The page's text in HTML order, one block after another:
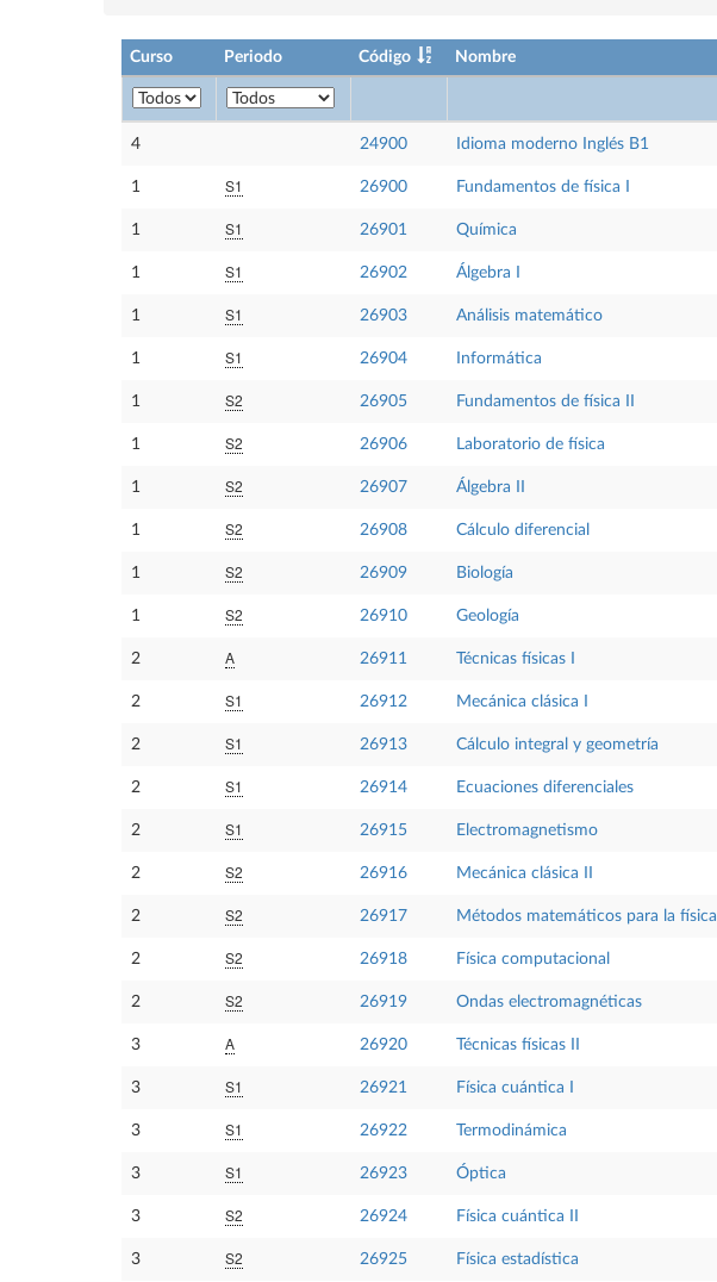
Curso Periodo Código Nombre
4 24900 Idioma moderno Inglés B1
1 S1 26900 Fundamentos de física I
1 S1 26901 Química
1 S1 26902 Álgebra I
1 S1 26903 Análisis matemático
1 S1 26904 Informática
1 S2 26905 Fundamentos de física II
1 S2 26906 Laboratorio de física
1 S2 26907 Álgebra II
1 S2 26908 Cálculo diferencial
1 S2 26909 Biología
1 S2 26910 Geología
2 A 26911 Técnicas físicas I
2 S1 26912 Mecánica clásica I
2 S1 26913 Cálculo integral y geometría
2 S1 26914 Ecuaciones diferenciales
2 S1 26915 Electromagnetismo
2 S2 26916 Mecánica clásica II
2 S2 26917 Métodos matemáticos para la física
2 S2 26918 Física computacional
2 S2 26919 Ondas electromagnéticas
3 A 26920 Técnicas físicas II
3 S1 26921 Física cuántica I
3 S1 26922 Termodinámica
3 S1 26923 Óptica
3 S2 26924 Física cuántica II
3 S2 26925 Física estadística